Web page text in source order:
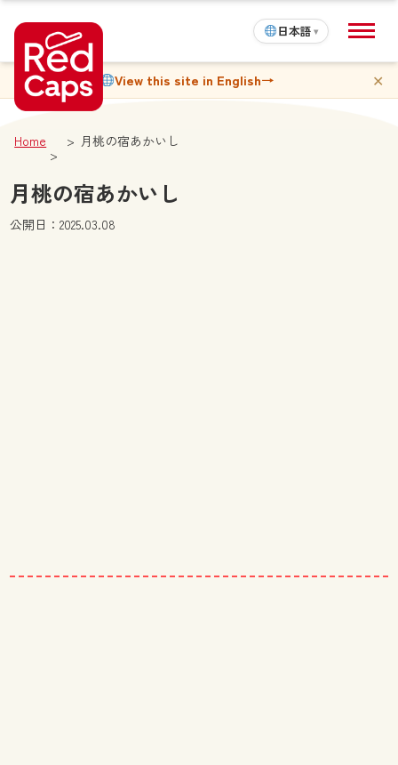
日本語 ▾
View this site in English→ ✕
Home 月桃の宿あかいし
月桃の宿あかいし
公開日：2025.03.08